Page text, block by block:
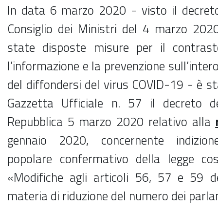
In data 6 marzo 2020 - visto il
Consiglio dei Ministri del 4 marzo
state disposte misure per il
l’informazione e la prevenzione
del diffondersi del virus COVID-19 - è
Gazzetta Ufficiale n. 57 il decreto
Repubblica 5 marzo 2020 relativo alla
gennaio 2020, concernente
popolare confermativo della legge
«Modifiche agli articoli 56, 57 e 59
materia di riduzione del numero dei